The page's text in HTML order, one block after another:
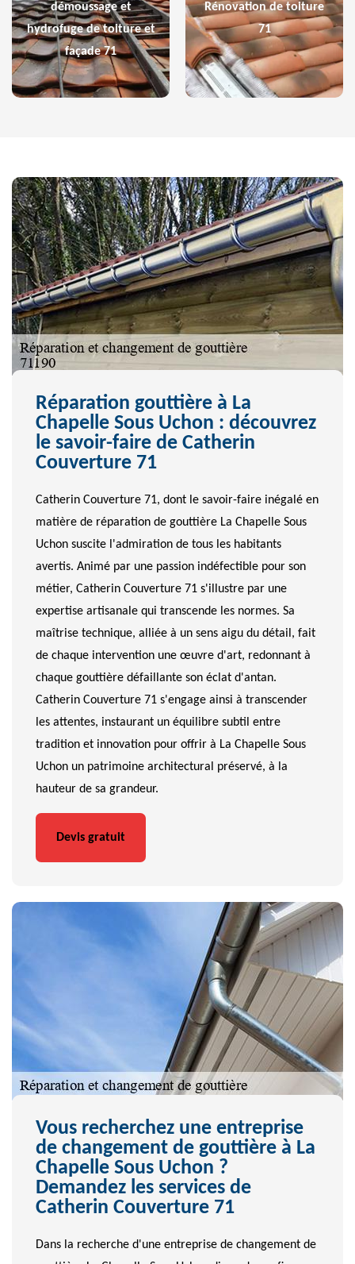
démoussage et
hydrofuge de toiture et
façade 71
Rénovation de toiture
71
Réparation gouttière à La
Chapelle Sous Uchon : découvrez
le savoir-faire de Catherin
Couverture 71
Catherin Couverture 71, dont le savoir-faire inégalé en
matière de réparation de gouttière La Chapelle Sous
Uchon suscite l'admiration de tous les habitants
avertis. Animé par une passion indéfectible pour son
métier, Catherin Couverture 71 s'illustre par une
expertise artisanale qui transcende les normes. Sa
maîtrise technique, alliée à un sens aigu du détail, fait
de chaque intervention une œuvre d'art, redonnant à
chaque gouttière défaillante son éclat d'antan.
Catherin Couverture 71 s'engage ainsi à transcender
les attentes, instaurant un équilibre subtil entre
tradition et innovation pour offrir à La Chapelle Sous
Uchon un patrimoine architectural préservé, à la
hauteur de sa grandeur.
Devis gratuit
Vous recherchez une entreprise
de changement de gouttière à La
Chapelle Sous Uchon ?
Demandez les services de
Catherin Couverture 71
Dans la recherche d'une entreprise de changement de